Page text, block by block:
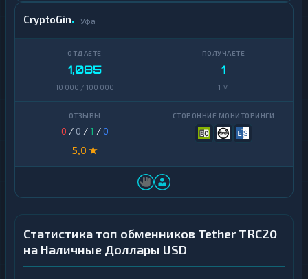
CryptoGin Уфа
1,085
10 000 / 100 000
1
1 M
0 / 0 /1 /0
5,0 ★
Статистика топ обменников Tether TRC20
на Наличные Доллары USD